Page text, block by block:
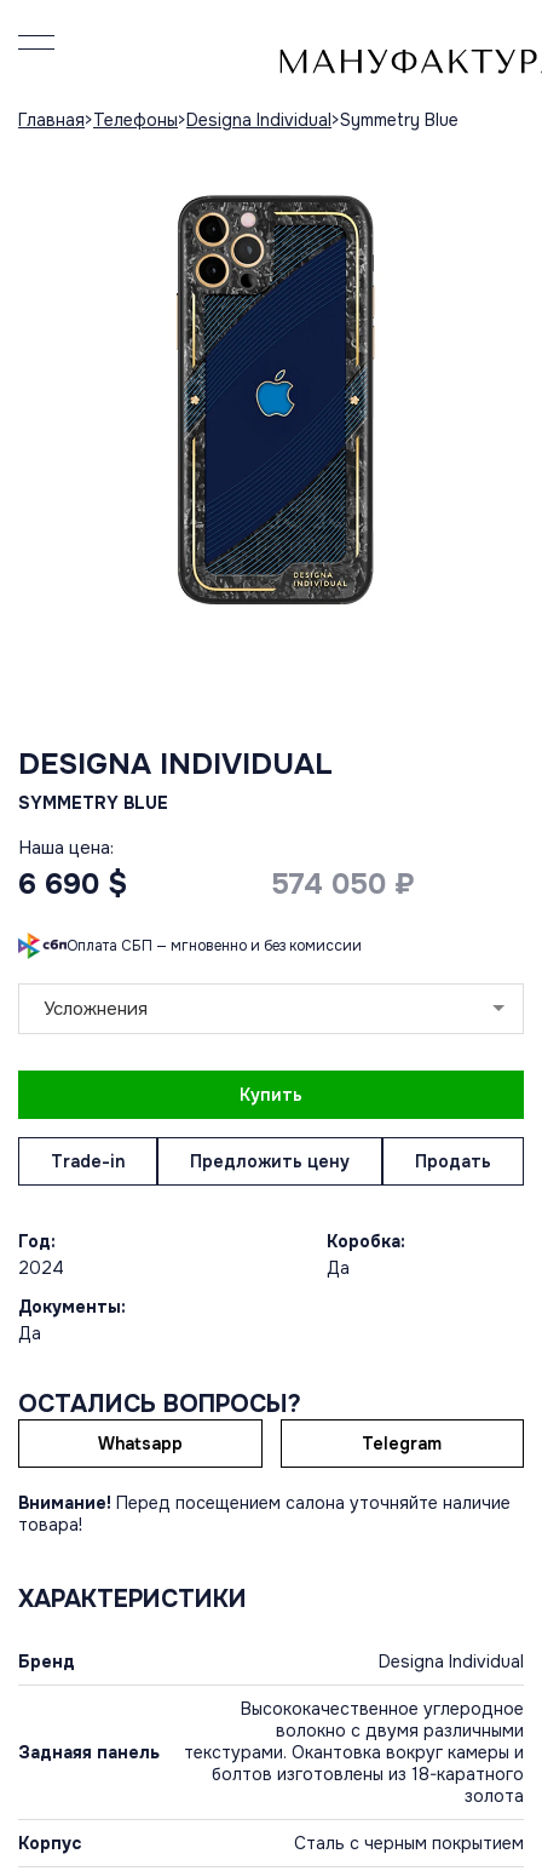
Главная Телефоны Designa Individual Symmetry Blue
DESIGNA INDIVIDUAL
SYMMETRY BLUE
Наша цена:
6 690 $ 574 050 ₽
Оплата СБП — мгновенно и без комиссии
Усложнения
Купить
Trade-in Предложить цену Продать
Год:
2024
Коробка:
Да
Документы:
Да
ОСТАЛИСЬ ВОПРОСЫ?
Whatsapp Telegram
Внимание! Перед посещением салона уточняйте наличие
товара!
ХАРАКТЕРИСТИКИ
Бренд Designa Individual
Заднаяя панель
Высококачественное углеродное
волокно с двумя различными
текстурами. Окантовка вокруг камеры и
болтов изготовлены из 18-каратного
золота
Корпус Сталь с черным покрытием